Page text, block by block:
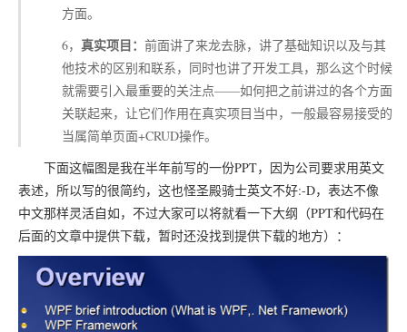
方面。
6， 真实项目： 前面讲了来龙去脉，讲了基础知识以及与其
他技术的区别和联系，同时也讲了开发工具，那么这个时候
就需要引入最重要的关注点——如何把之前讲过的各个方面
关联起来，让它们作用在真实项目当中，一般最容易接受的
当属简单页面+CRUD操作。
下面这幅图是我在半年前写的一份PPT，因为公司要求用英文
表述，所以写的很简约，这也怪圣殿骑士英文不好:-D，表达不像
中文那样灵活自如，不过大家可以将就看一下大纲（PPT和代码在
后面的文章中提供下载，暂时还没找到提供下载的地方）：